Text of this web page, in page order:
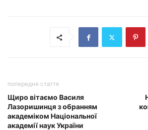
попередня стаття
Щиро вітаємо Василя
Лазоришинця з обранням
академіком Національної
академії наук України